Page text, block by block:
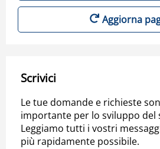
Aggiorna
Scrivici
Le tue domande e richieste
importante per lo sviluppo del
Leggiamo tutti i vostri
più rapidamente possibile.